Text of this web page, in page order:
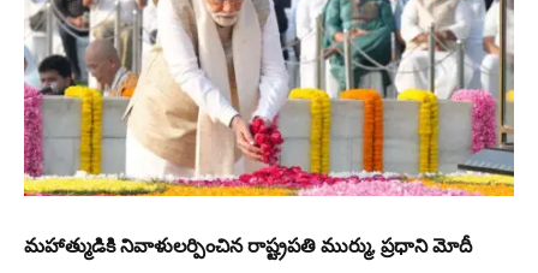
మహాత్ముడికి నివాళులర్పించిన రాష్ట్రపతి ముర్ము, ప్రధాని మోదీ